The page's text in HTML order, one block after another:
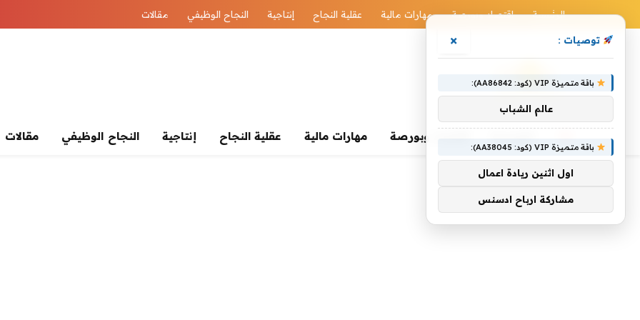
الرئيسية اقتصاد وبورصة مهارات مالية عقلية النجاح إنتاجية النجاح الوظيفي مقالات
اقتصاد وبورصة مهارات مالية عقلية النجاح إنتاجية النجاح الوظيفي مقالات
توصيات : ×
باقة متميزة VIP (كود: AA86842):
عالم الشباب
باقة متميزة VIP (كود: AA38045):
اول اثنين ريادة اعمال
مشاركة ارباح ادسنس